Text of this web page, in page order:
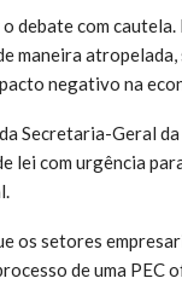
com cautela.
maneira
negativo na
Secretaria-Geral
com urgência
os setores
de uma